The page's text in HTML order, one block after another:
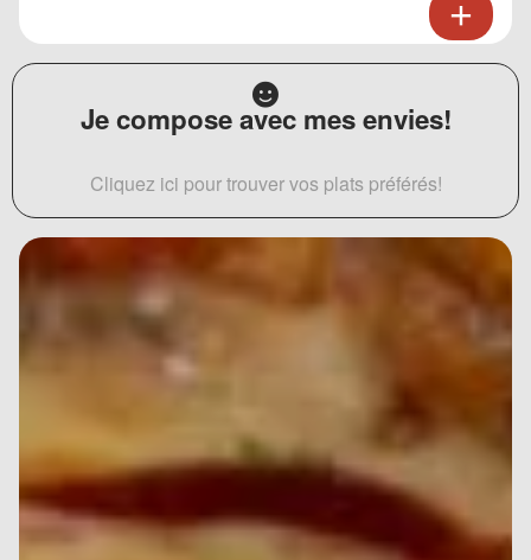
Je compose avec mes envies!
Cliquez ici pour trouver vos plats préférés!